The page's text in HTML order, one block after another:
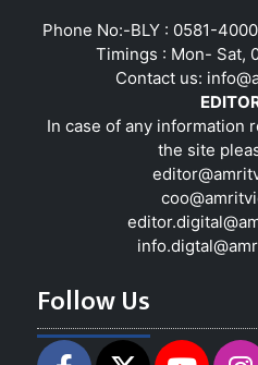
Phone No:-BLY : 0581-
Timings : Mon- Sat,
Contact us:
In case of any information
the site
Follow Us